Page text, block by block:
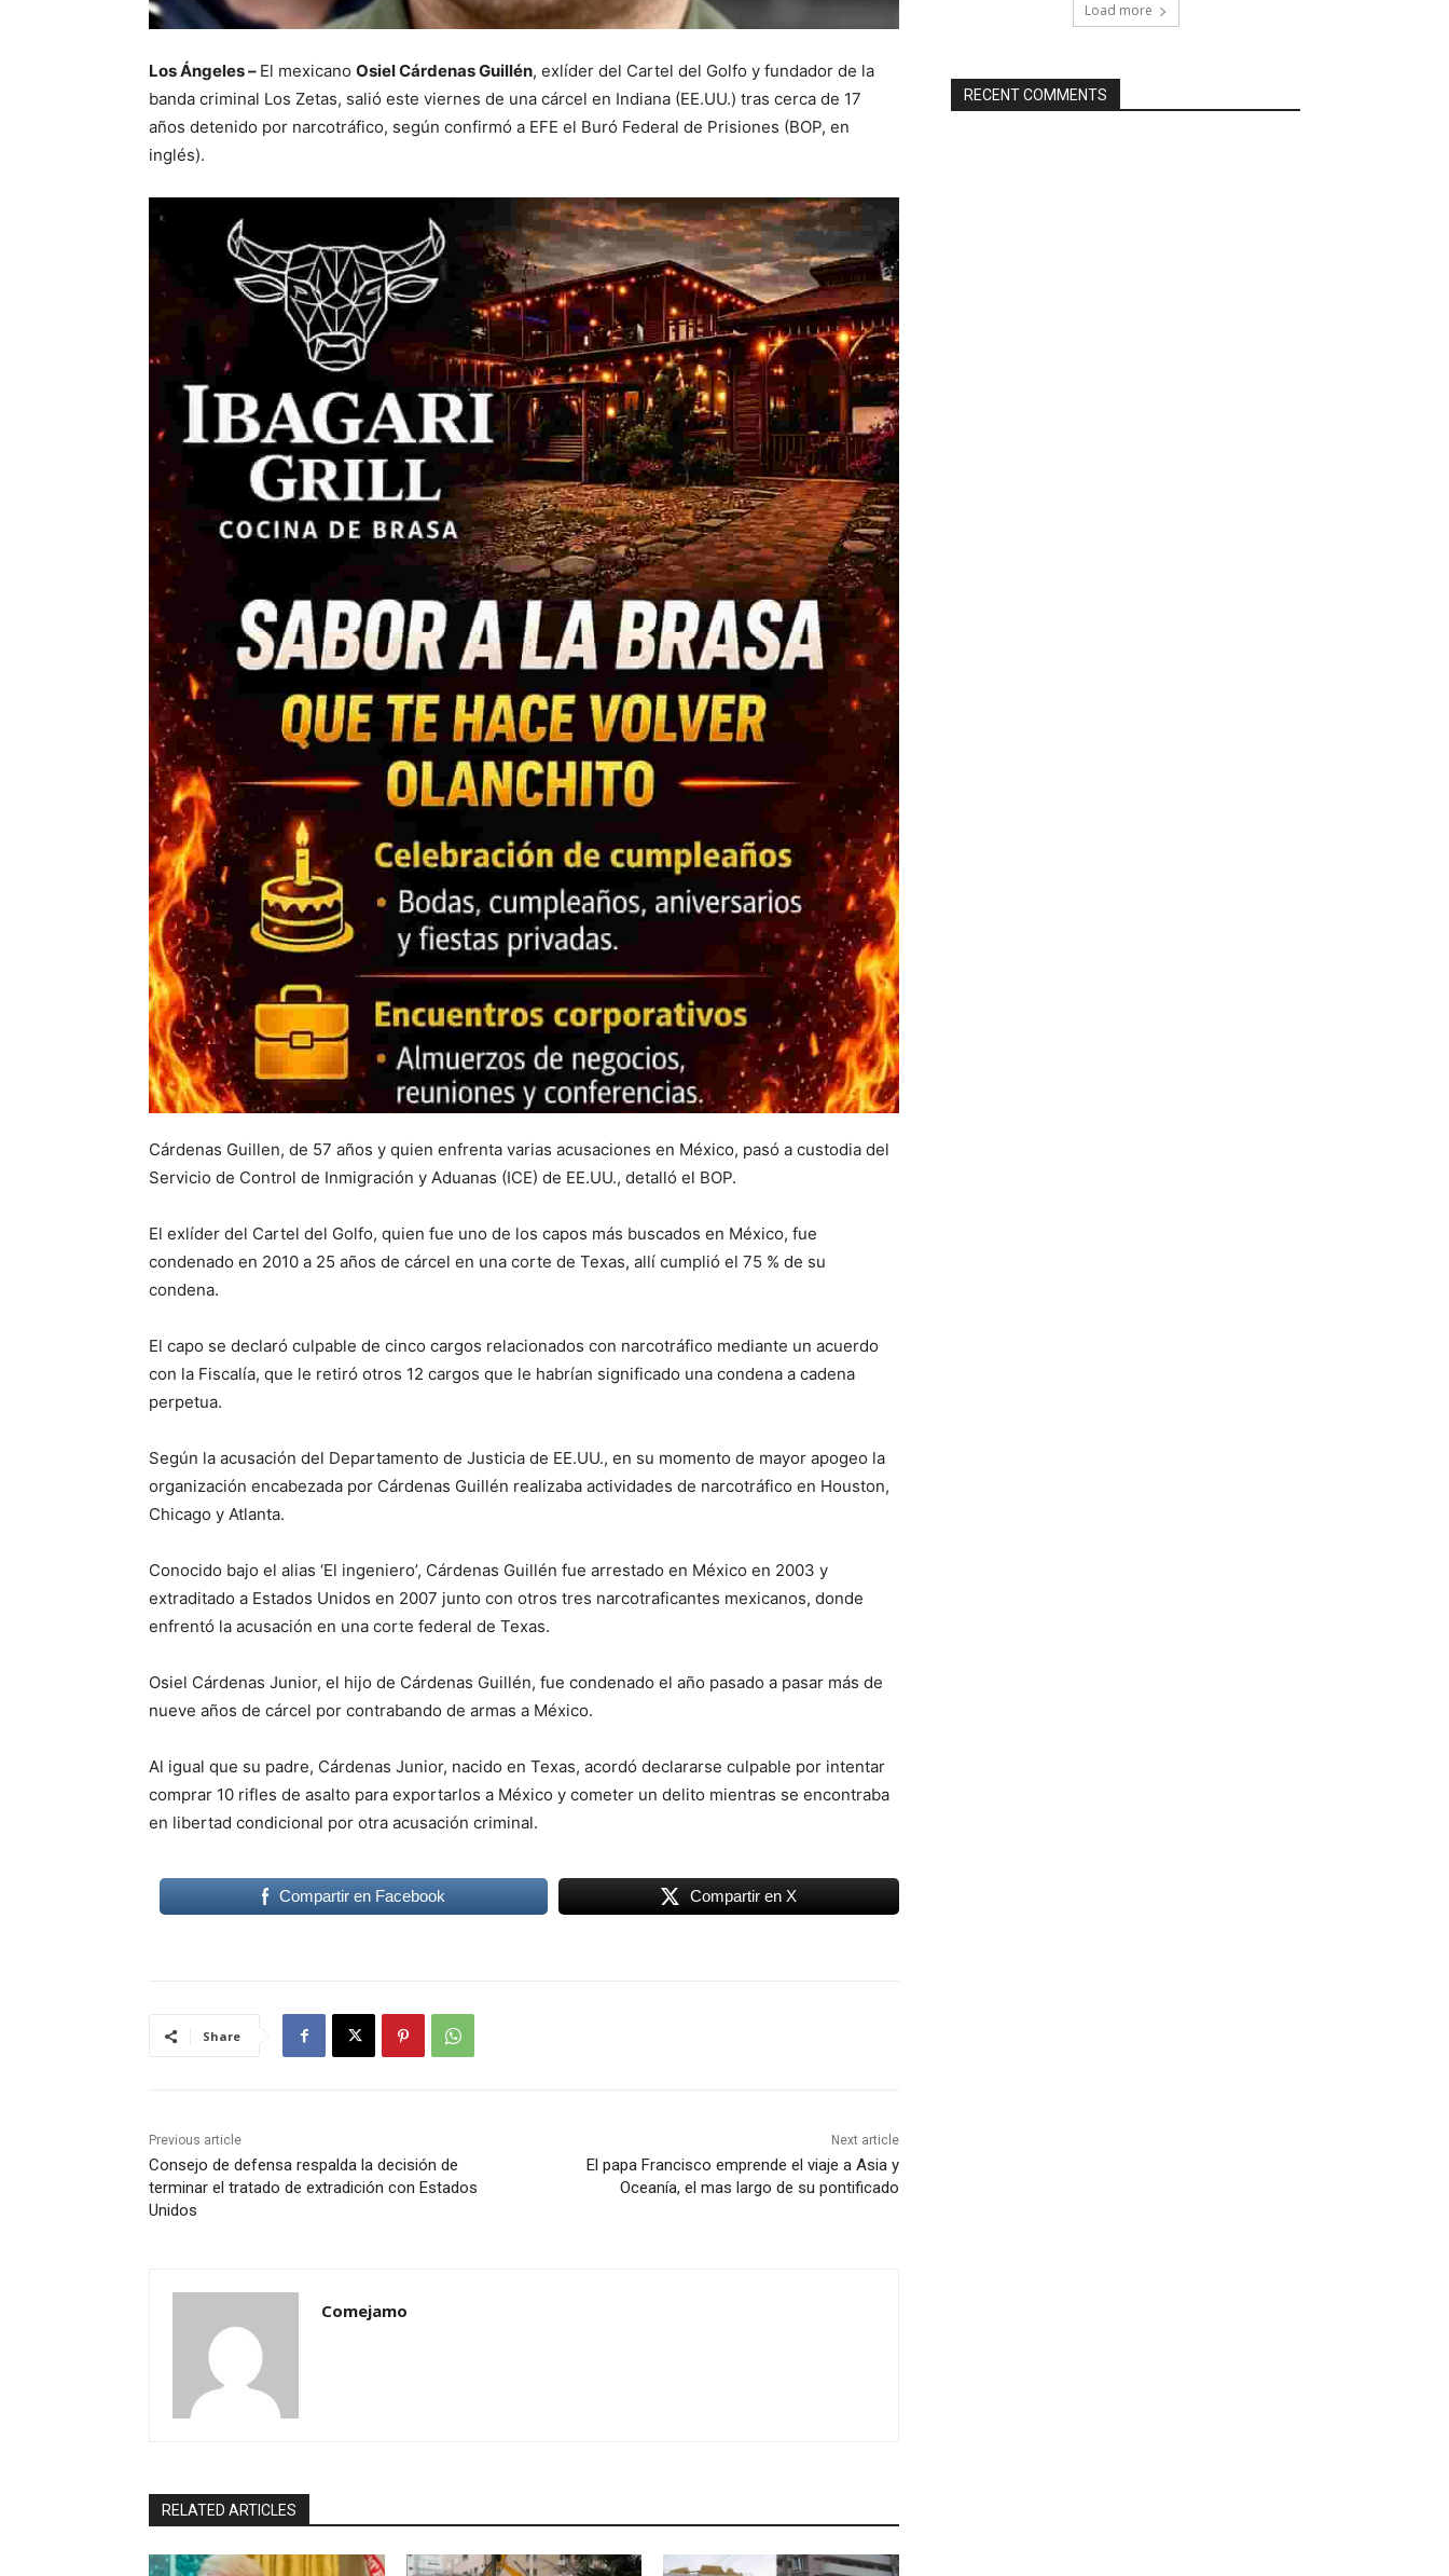
Los Ángeles – El mexicano Osiel Cárdenas Guillén, exlíder del Cartel del Golfo y fundador de la
banda criminal Los Zetas, salió este viernes de una cárcel en Indiana (EE.UU.) tras cerca de 17
años detenido por narcotráfico, según confirmó a EFE el Buró Federal de Prisiones (BOP, en
inglés).
Cárdenas Guillen, de 57 años y quien enfrenta varias acusaciones en México, pasó a custodia del
Servicio de Control de Inmigración y Aduanas (ICE) de EE.UU., detalló el BOP.
El exlíder del Cartel del Golfo, quien fue uno de los capos más buscados en México, fue
condenado en 2010 a 25 años de cárcel en una corte de Texas, allí cumplió el 75 % de su
condena.
El capo se declaró culpable de cinco cargos relacionados con narcotráfico mediante un acuerdo
con la Fiscalía, que le retiró otros 12 cargos que le habrían significado una condena a cadena
perpetua.
Según la acusación del Departamento de Justicia de EE.UU., en su momento de mayor apogeo la
organización encabezada por Cárdenas Guillén realizaba actividades de narcotráfico en Houston,
Chicago y Atlanta.
Conocido bajo el alias ‘El ingeniero’, Cárdenas Guillén fue arrestado en México en 2003 y
extraditado a Estados Unidos en 2007 junto con otros tres narcotraficantes mexicanos, donde
enfrentó la acusación en una corte federal de Texas.
Osiel Cárdenas Junior, el hijo de Cárdenas Guillén, fue condenado el año pasado a pasar más de
nueve años de cárcel por contrabando de armas a México.
Al igual que su padre, Cárdenas Junior, nacido en Texas, acordó declararse culpable por intentar
comprar 10 rifles de asalto para exportarlos a México y cometer un delito mientras se encontraba
en libertad condicional por otra acusación criminal.
Compartir en Facebook Compartir en X
Share
Previous article
Consejo de defensa respalda la decisión de
terminar el tratado de extradición con Estados
Unidos
Next article
El papa Francisco emprende el viaje a Asia y
Oceanía, el mas largo de su pontificado
Comejamo
RELATED ARTICLES
Load more
RECENT COMMENTS